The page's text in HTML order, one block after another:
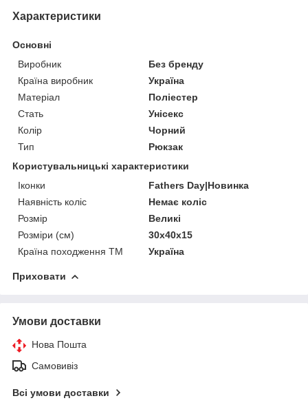
Характеристики
Основні
Виробник
Без бренду
Країна виробник
Україна
Матеріал
Поліестер
Стать
Унісекс
Колір
Чорний
Тип
Рюкзак
Користувальницькі характеристики
Іконки
Fathers Day|Новинка
Наявність коліс
Немає коліс
Розмір
Великі
Розміри (см)
30х40х15
Країна походження ТМ
Україна
Приховати
Умови доставки
Нова Пошта
Самовивіз
Всі умови доставки